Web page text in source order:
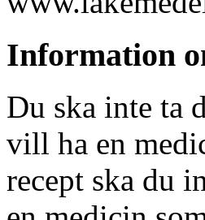
Information
Du ska inte ta
vill ha en
recept ska du